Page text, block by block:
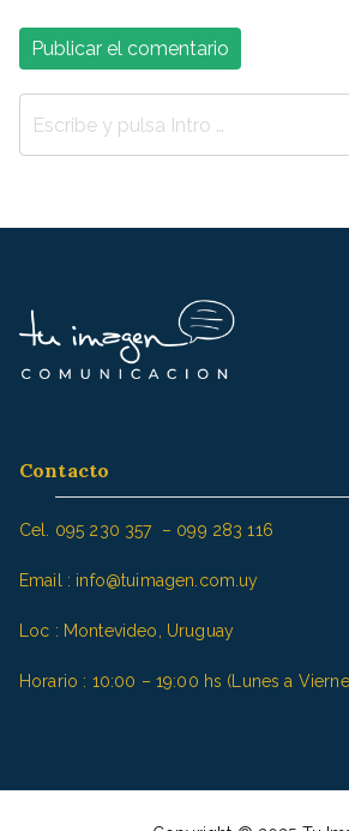
Contacto
Cel. 095 230 357 – 099 283 116
Email : info@tuimagen.com.uy
Loc : Montevideo, Uruguay
Horario : 10:00 – 19:00 hs (Lunes a